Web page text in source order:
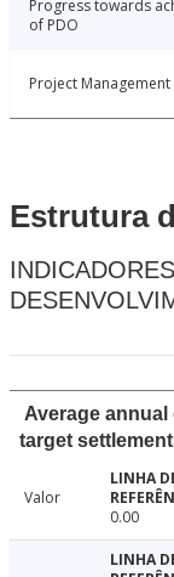
Progress towards
of PDO
Project Management
Estrutura
Average
target
Valor
0.00